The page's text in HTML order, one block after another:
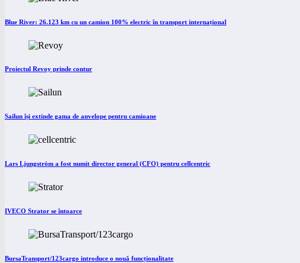
Blue River: 26.123 km cu un camion 100% electric în transport internațional
Proiectul Revoy prinde contur
Sailun își extinde gama de anvelope pentru camioane
Lars Ljungström a fost numit director general (CFO) pentru cellcentric
IVECO Strator se întoarce
BursaTransport/123cargo introduce o nouă funcționalitate